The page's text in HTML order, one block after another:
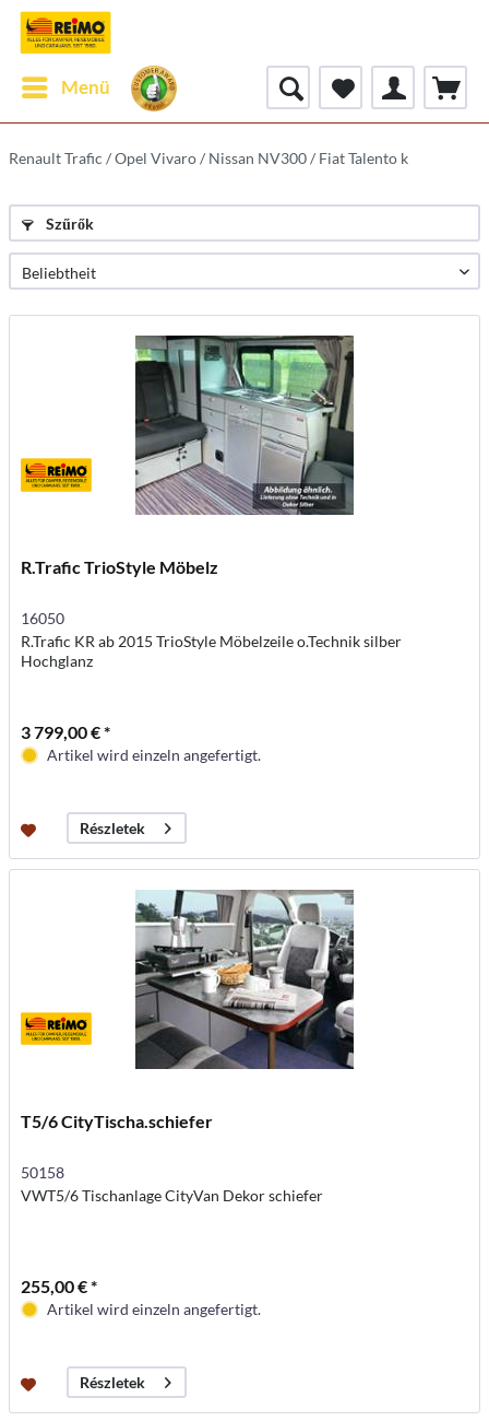
Menü
Renault Trafic / Opel Vivaro / Nissan NV300 / Fiat Talento k
Szűrők
R.Trafic TrioStyle Möbelz
16050
R.Trafic KR ab 2015 TrioStyle Möbelzeile o.Technik silber
Hochglanz
3 799,00 € *
Artikel wird einzeln angefertigt.
Részletek
T5/6 CityTischa.schiefer
50158
VWT5/6 Tischanlage CityVan Dekor schiefer
255,00 € *
Artikel wird einzeln angefertigt.
Részletek